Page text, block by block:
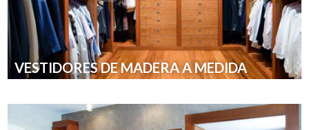
VESTIDORES DE MADERA A MEDIDA